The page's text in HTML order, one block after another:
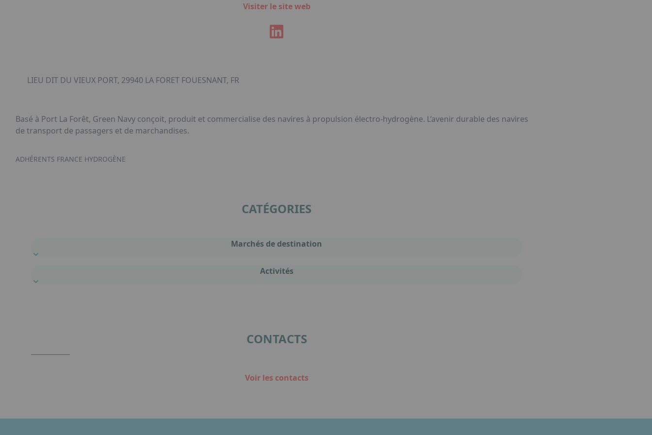
Visiter le site web
LIEU DIT DU VIEUX PORT, 29940 LA FORET FOUESNANT, FR
Basé à Port La Forêt, Green Navy conçoit, produit et commercialise des navires à propulsion électro-hydrogène. L’avenir durable des navires
de transport de passagers et de marchandises.
ADHÉRENTS FRANCE HYDROGÈNE
CATÉGORIES
Marchés de destination
Activités
CONTACTS
Voir les contacts